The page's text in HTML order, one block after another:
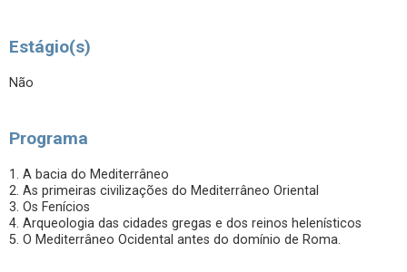
Estágio(s)
Não
Programa
1. A bacia do Mediterrâneo
2. As primeiras civilizações do Mediterrâneo Oriental
3. Os Fenícios
4. Arqueologia das cidades gregas e dos reinos helenísticos
5. O Mediterrâneo Ocidental antes do domínio de Roma.